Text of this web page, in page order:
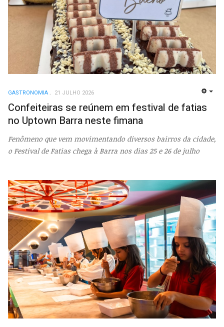
GASTRONOMIA 21 JULHO 2026
Confeiteiras se reúnem em festival de fatias
no Uptown Barra neste fimana
Fenômeno que vem movimentando diversos bairros da cidade,
o Festival de Fatias chega à Barra nos dias 25 e 26 de julho